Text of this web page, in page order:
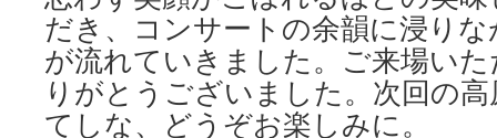
だき、コンサートの余韻に浸り
が流れていきました。ご来場い
りがとうございました。次回の
てしな、どうぞお楽しみに。